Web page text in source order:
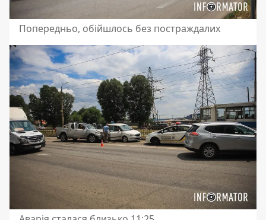
Попередньо, обійшлось без постраждалих